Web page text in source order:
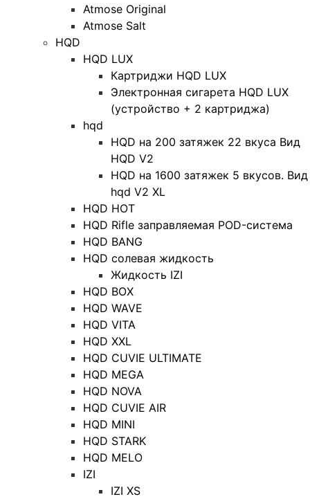
Atmose Original
Atmose Salt
HQD
HQD LUX
Картриджи HQD LUX
Электронная сигарета HQD LUX
(устройство + 2 картриджа)
hqd
HQD на 200 затяжек 22 вкуса Вид
HQD V2
HQD на 1600 затяжек 5 вкусов. Вид
hqd V2 XL
HQD HOT
HQD Rifle заправляемая POD-система
HQD BANG
HQD солевая жидкость
Жидкость IZI
HQD BOX
HQD WAVE
HQD VITA
HQD XXL
HQD CUVIE ULTIMATE
HQD MEGA
HQD NOVA
HQD CUVIE AIR
HQD MINI
HQD STARK
HQD MELO
IZI
IZI XS